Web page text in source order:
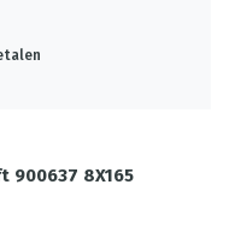
900637 8X165